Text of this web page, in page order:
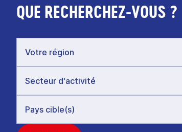
QUE RECHERCHEZ-VOUS ?